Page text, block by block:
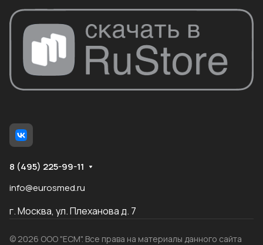
8 (495) 225-99-11
info@eurosmed.ru
г. Москва, ул. Плеханова д. 7
© 2026 ООО "ЕСМ". Все права на материалы данного сайта